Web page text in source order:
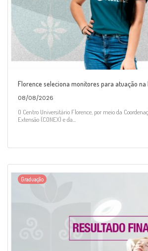
Florence seleciona monitores para atuação na
08/08/2026
O Centro Universitário Florence, por meio da
Extensão (CONEX) e da...
Graduação